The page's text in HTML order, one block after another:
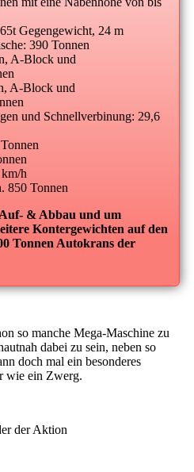
Gegengewicht, 24 m
390 Tonnen
A-Block und
A-Block und
und Schnellverbinung: 29,6
h
850 Tonnen
& Abbau und um
Kontergewichten auf den
Tonnen Autokrans der
so manche Mega-Maschine zu
dabei zu sein, neben so
doch mal ein besonderes
wie ein Zwerg.
der Aktion